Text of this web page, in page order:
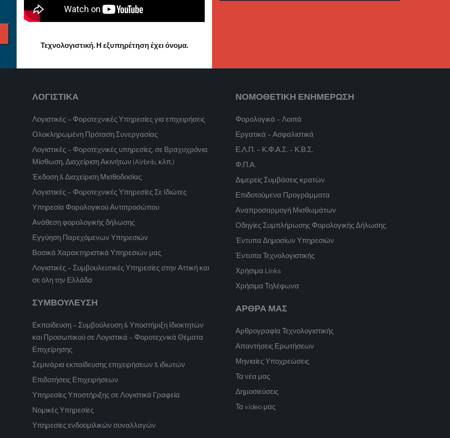
Τεχνολογιστική. Η εξυπηρέτηση έχει όνομα.
ΛΟΓΙΣΤΙΚΑ
Λογιστικές – Φοροτεχνικές Υπηρεσίες για επιχειρήσεις
Ολοκληρωμένη Πρόταση Συνεργασίας
Λογιστικές – Φοροτεχνικές υπηρεσίες, σε Βραχυχρόνια
Μίσθωση, Διαχείριση Ακινήτων (Airbnb, κλπ.)
Έκδοση & Διαχείριση Μισθοδοσίας
Λογιστικές – Φοροτεχνικές Υπηρεσίες Σε Ιδιώτες
Υπηρεσία Φορολογικού Αντιπροσώπου
Ανάθεση φορολογικής δήλωσης
Εγγύηση Παρεχόμενων Υπηρεσιών
Βασικά Χαρακτηριστικά Υπηρεσιών μας
Λογιστικές – Συμβουλευτικές Υπηρεσίες στην Αττική και
σε όλη την Ελλάδα
ΣΥΜΒΟΥΛΕΥΣΗ
Εκπαίδευση – Συμβούλευση & Υποστήριξη Ιδιοκτητών
και Προσωπικού σε Λογιστικά – Φοροτεχνικά Θέματα
Επιχείρησης
Σεμινάρια εκπαίδευσης επιχειρήσεων & ιδιωτών
Επιδοτήσεις Επιχειρήσεων
Υπηρεσίες Υποστήριξης σε Λογιστικά Γραφεία
Νομικές Υπηρεσίες
Υπηρεσίες ενδοομιλικών συναλλαγών
ΝΟΜΟΘΕΤΙΚΗ ΕΝΗΜΕΡΩΣΗ
Φορολογικά – Λοιπά
Εργατικά – Ασφαλιστικά
Ε.Λ.Π. – Κ.Φ.Α.Σ. – Κ.Β.Σ.
Φ.Π.Α.
Διμερείς Συμβάσεις κρατών
Επιδοτούμενα Προγράμματα
Αναπροσαρμογή Μισθωμάτων
Οδηγίες Συμπλήρωσης Φορολογικής Δήλωσης
Έντυπα Δημοσίων Υπηρεσιών
Έντυπα Τεχνολογιστικής
Χρήσιμα Links
Χρήσιμα Τηλέφωνα
ΑΡΘΡΑ ΜΑΣ
Αρθρογραφία Τεχνολογιστικής
Απαντήσεις Ερωτήσεων
Μηνιαίες Υποχρεώσεις
Τα νέα μας
Δημοσιεύσεις
Τα video μας